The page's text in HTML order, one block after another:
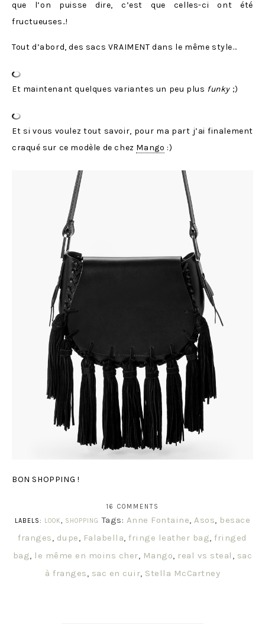
que l’on puisse dire, c’est que celles-ci ont été
fructueuses..!
Tout d’abord, des sacs VRAIMENT dans le même style…
Et maintenant quelques variantes un peu plus funky ;)
Et si vous voulez tout savoir, pour ma part j’ai finalement
craqué sur ce modèle de chez Mango :)
BON SHOPPING !
16 COMMENTS
LABELS:
LOOK, SHOPPING Tags: Anne Fontaine,Asos, besace
franges, dupe, Falabella,fringe leather bag,fringed
bag, le même en moins cher, Mango, real vs steal , sac
à franges, sac en cuir, Stella McCartney